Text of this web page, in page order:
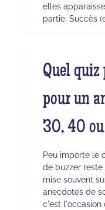
elles
partie. Succès
Quel
pour un
30, 40
Peu importe le
de buzzer reste
mise souvent
anecdotes de
c'est l'occasion